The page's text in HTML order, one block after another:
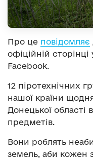
Про це повідомляє
офіційній
Facebook.
12 піротехнічних
нашої країни
Донецької області
предметів.
Вони роблять
земель, аби кожен